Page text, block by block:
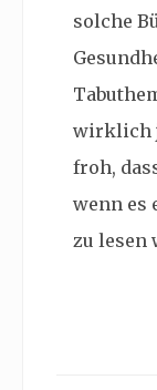
solche
wirklich
froh,
wenn es
zu lesen